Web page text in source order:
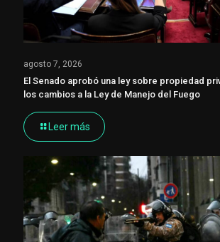
agosto 7, 2026
El Senado aprobó una ley sobre propiedad
los cambios a la Ley de Manejo del Fuego
Leer más